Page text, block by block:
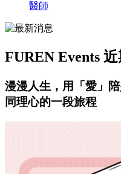
醫師
FUREN Events 近
漫漫人生，用「愛」
同理心的一段旅程